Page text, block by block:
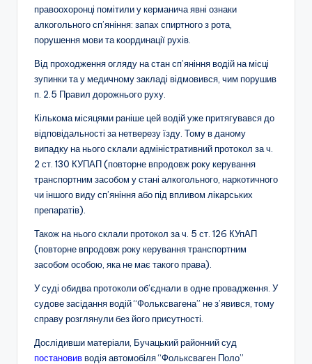
правоохоронці помітили у керманича явні ознаки
алкогольного сп’яніння: запах спиртного з рота,
порушення мови та координації рухів.
Від проходження огляду на стан сп’яніння водій на місці
зупинки та у медичному закладі відмовився, чим порушив
п. 2.5 Правил дорожнього руху.
Кількома місяцями раніше цей водій уже притягувався до
відповідальності за нетверезу їзду. Тому в даному
випадку на нього склали адміністративний протокол за ч.
2 ст. 130 КУПАП (повторне впродовж року керування
транспортним засобом у стані алкогольного, наркотичного
чи іншого виду сп’яніння або під впливом лікарських
препаратів).
Також на нього склали протокол за ч. 5 ст. 126 КУпАП
(повторне впродовж року керування транспортним
засобом особою, яка не має такого права).
У суді обидва протоколи об’єднали в одне провадження. У
судове засідання водій “Фольксвагена” не з’явився, тому
справу розглянули без його присутності.
Дослідивши матеріали, Бучацький районний суд
постановивводія автомобіля “Фольксваген Поло”